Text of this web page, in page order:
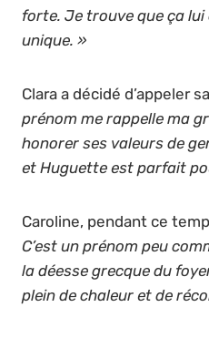
forte. Je trouve que ça
unique. »
Clara a décidé d’appeler
prénom me rappelle ma
honorer ses valeurs de
et Huguette est parfait
Caroline, pendant ce
C’est un prénom peu
la déesse grecque du
plein de chaleur et de